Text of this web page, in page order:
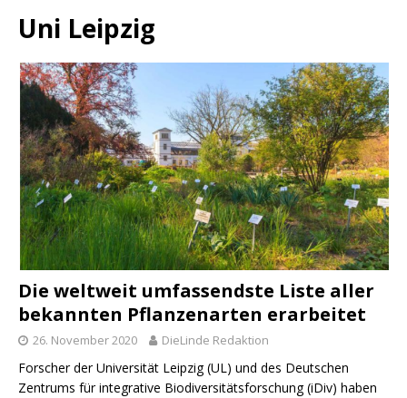
Uni Leipzig
Die weltweit umfassendste Liste aller
bekannten Pflanzenarten erarbeitet
26. November 2020 DieLinde Redaktion
Forscher der Universität Leipzig (UL) und des Deutschen
Zentrums für integrative Biodiversitätsforschung (iDiv) haben